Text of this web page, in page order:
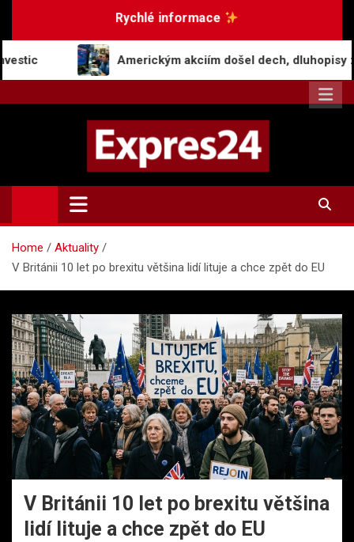
Rychlé informace
Americkým akciím došel dech, dluhopisy zaznamenaly
Expres24.cz
Rychlé zprávy po celý den
Home
Aktuality
V Británii 10 let po brexitu většina lidí lituje a chce zpět do EU
V Británii 10 let po brexitu většina
lidí lituje a chce zpět do EU